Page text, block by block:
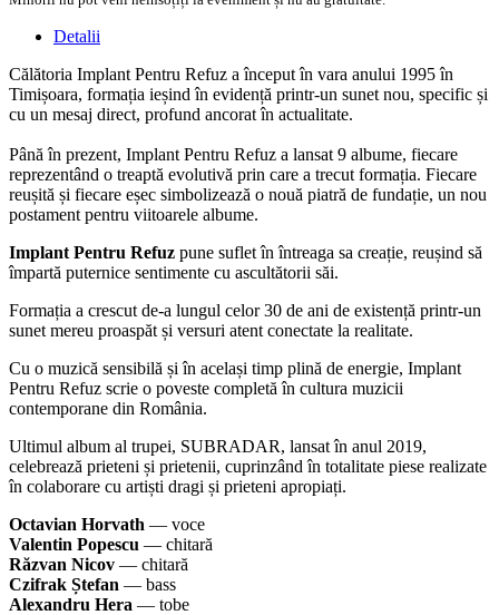
Detalii
Călătoria Implant Pentru Refuz a început în vara anului 1995 în
Timișoara, formația ieșind în evidență printr-un sunet nou, specific și
cu un mesaj direct, profund ancorat în actualitate.
Până în prezent, Implant Pentru Refuz a lansat 9 albume, fiecare
reprezentând o treaptă evolutivă prin care a trecut formația. Fiecare
reușită și fiecare eșec simbolizează o nouă piatră de fundație, un nou
postament pentru viitoarele albume.
Implant Pentru Refuz pune suflet în întreaga sa creație, reușind să
împartă puternice sentimente cu ascultătorii săi.
Formația a crescut de-a lungul celor 30 de ani de existență printr-un
sunet mereu proaspăt și versuri atent conectate la realitate.
Cu o muzică sensibilă și în același timp plină de energie, Implant
Pentru Refuz scrie o poveste completă în cultura muzicii
contemporane din România.
Ultimul album al trupei, SUBRADAR, lansat în anul 2019,
celebrează prieteni și prietenii, cuprinzând în totalitate piese realizate
în colaborare cu artiști dragi și prieteni apropiați.
Octavian Horvath — voce
Valentin Popescu — chitară
Răzvan Nicov — chitară
Czifrak Ștefan — bass
Alexandru Hera — tobe